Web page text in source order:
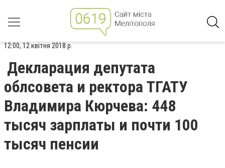
12:00, 12 квітня 2018 р.
Декларация депутата
облсовета и ректора ТГАТУ
Владимира Кюрчева: 448
тысяч зарплаты и почти 100
тысяч пенсии